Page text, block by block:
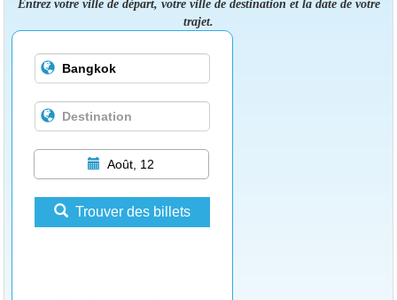
Entrez votre ville de départ, votre ville de destination et la date de votre
trajet.
Août, 12
Trouver des billets